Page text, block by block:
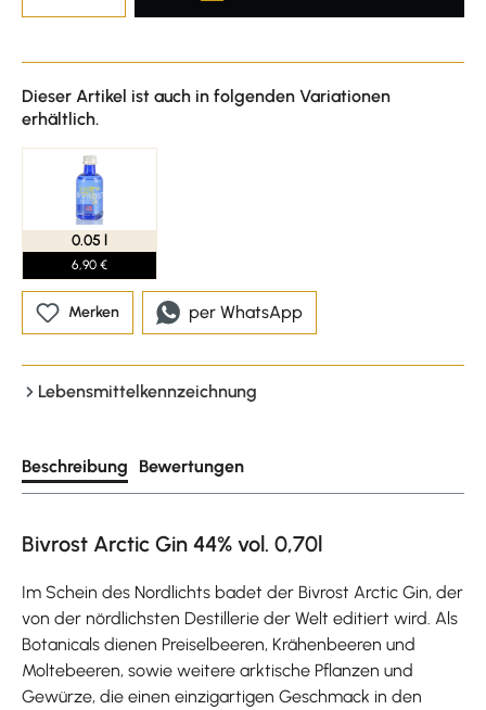
Dieser Artikel ist auch in folgenden Variationen
erhältlich.
0.05 l
6,90 €
Merken per WhatsApp
Lebensmittelkennzeichnung
Beschreibung Bewertungen
Bivrost Arctic Gin 44% vol. 0,70l
Im Schein des Nordlichts badet der Bivrost Arctic Gin, der
von der nördlichsten Destillerie der Welt editiert wird. Als
Botanicals dienen Preiselbeeren, Krähenbeeren und
Moltebeeren, sowie weitere arktische Pflanzen und
Gewürze, die einen einzigartigen Geschmack in den